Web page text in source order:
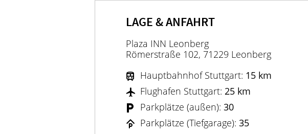
LAGE & ANFAHRT
Plaza INN Leonberg
Römerstraße 102, 71229 Leonberg
Hauptbahnhof Stuttgart: 15 km
Flughafen Stuttgart: 25 km
Parkplätze (außen): 30
Parkplätze (Tiefgarage): 35